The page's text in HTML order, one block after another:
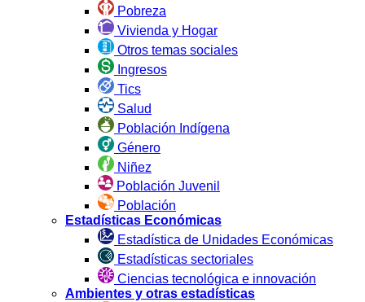
Pobreza
Vivienda y Hogar
Otros temas sociales
Ingresos
Tics
Salud
Población Indígena
Género
Niñez
Población Juvenil
Población
Estadísticas Económicas
Estadística de Unidades Económicas
Estadísticas sectoriales
Ciencias tecnológica e innovación
Ambientes y otras estadísticas